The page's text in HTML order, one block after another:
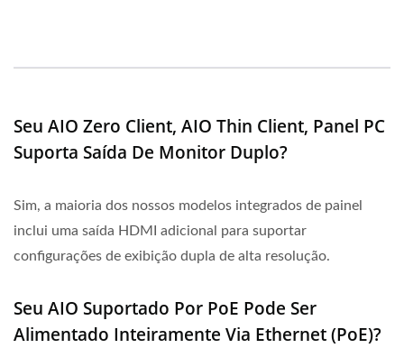
Seu AIO Zero Client, AIO Thin Client, Panel PC
Suporta Saída De Monitor Duplo?
Sim, a maioria dos nossos modelos integrados de painel
inclui uma saída HDMI adicional para suportar
configurações de exibição dupla de alta resolução.
Seu AIO Suportado Por PoE Pode Ser
Alimentado Inteiramente Via Ethernet (PoE)?